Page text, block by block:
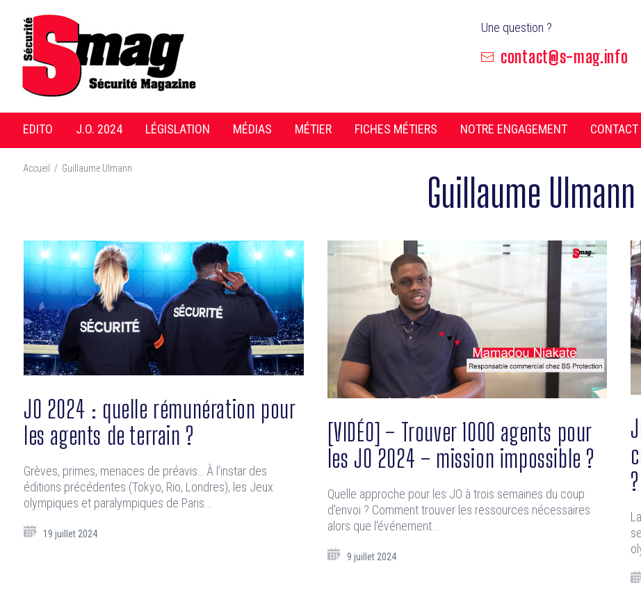
Une question ?
contact@s-mag.info
EDITO J.O. 2024 LÉGISLATION MÉDIAS MÉTIER FICHES MÉTIERS NOTRE ENGAGEMENT CONTACT
Accueil / Guillaume Ulmann
Auteur/autrice :Guillaume Ulmann
JO 2024 : quelle rémunération pour
les agents de terrain ?
Grèves, primes, menaces de préavis… À l’instar des
éditions précédentes (Tokyo, Rio, Londres), les Jeux
olympiques et paralympiques de Paris...
19 juillet 2024
[VIDÉO] – Trouver 1000 agents pour
les JO 2024 – mission impossible ?
Quelle approche pour les JO à trois semaines du coup
d'envoi ? Comment trouver les ressources nécessaires
alors que l'événement...
9 juillet 2024
?